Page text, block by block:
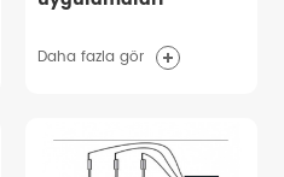
Daha fazla gör